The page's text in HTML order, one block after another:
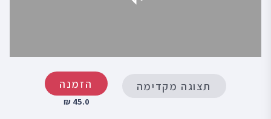
תצוגה מקדימה הזמנה
45.0 ₪